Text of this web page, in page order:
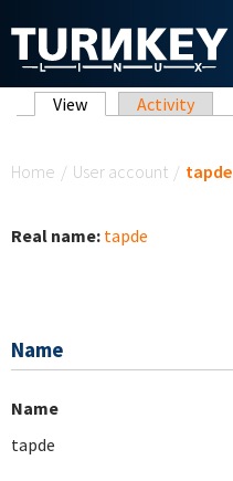
Primary tabs
View (active tab)
Activity
Home / User account / tapde
Real name: tapde
Name
Name
tapde